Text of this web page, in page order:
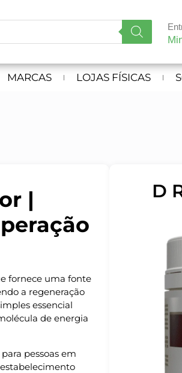
MARCAS LOJAS FÍSICAS
|
fornece uma fonte
a regeneração
essencial
de energia
pessoas em
D